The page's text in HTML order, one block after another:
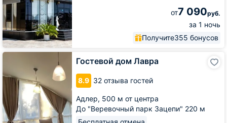
от7 090руб.
за 1 ночь
Получите355 бонусов
Гостевой дом Лавра
8.9 32 отзыва гостей
Адлер, 500 м от центра
До "Веревочный парк Зацепи" 220 м
Гостевой
Лавра